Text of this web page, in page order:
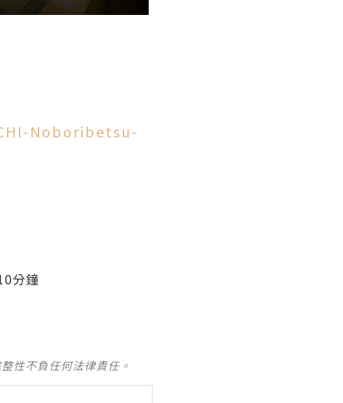
Noboribetsu-
分鐘
性不負任何法律責任。